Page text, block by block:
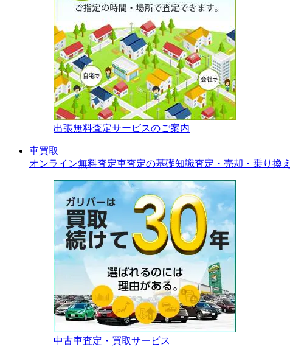
出張無料査定サービスのご案内
車買取
オンライン無料査定車査定の基礎知識査定・売却・乗り換
中古車査定・買取サービス